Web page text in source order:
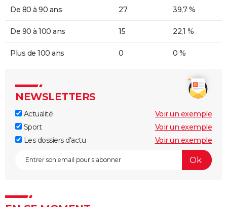
De 80 à 90 ans 27 39,7 %
De 90 à 100 ans 15 22,1 %
Plus de 100 ans 0 0 %
NEWSLETTERS
Actualité
Voir un exemple
Sport
Voir un exemple
Les dossiers d'actu
Voir un exemple